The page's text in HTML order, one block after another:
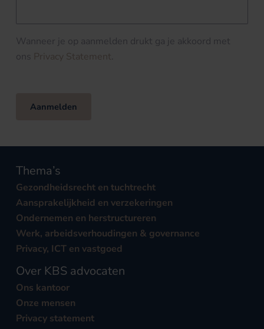
Wanneer je op aanmelden drukt ga je akkoord met
ons Privacy Statement.
Aanmelden
Thema’s
Gezondheidsrecht en tuchtrecht
Aansprakelijkheid en verzekeringen
Ondernemen en herstructureren
Werk, arbeidsverhoudingen & governance
Privacy, ICT en vastgoed
Over KBS advocaten
Ons kantoor
Onze mensen
Privacy statement